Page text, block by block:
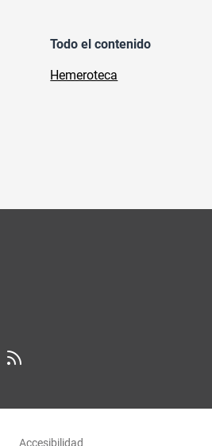
Todo el contenido
Hemeroteca
Accesibilidad